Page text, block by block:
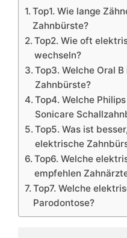
Top1. Wie lange
Zahnbürste?
Top2. Wie oft
wechseln?
Top3. Welche Oral
Zahnbürste?
Top4. Welche Philips
Sonicare
Top5. Was ist
elektrische
Top6. Welche
empfehlen
Top7. Welche
Parodontose?